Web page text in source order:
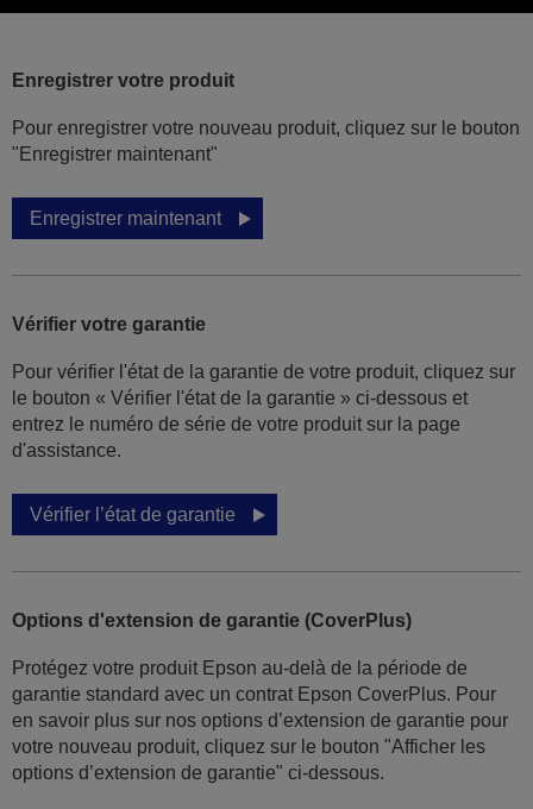
Enregistrer votre produit
Pour enregistrer votre nouveau produit, cliquez sur le bouton
"Enregistrer maintenant"
Enregistrer maintenant
Vérifier votre garantie
Pour vérifier l'état de la garantie de votre produit, cliquez sur
le bouton « Vérifier l'état de la garantie » ci-dessous et
entrez le numéro de série de votre produit sur la page
d'assistance.
Vérifier l’état de garantie
Options d'extension de garantie (CoverPlus)
Protégez votre produit Epson au-delà de la période de
garantie standard avec un contrat Epson CoverPlus. Pour
en savoir plus sur nos options d’extension de garantie pour
votre nouveau produit, cliquez sur le bouton "Afficher les
options d’extension de garantie" ci-dessous.